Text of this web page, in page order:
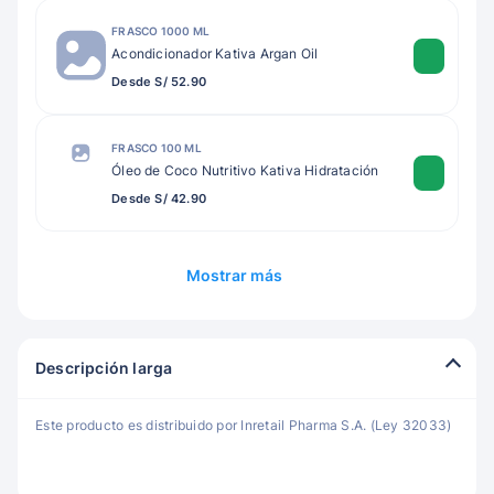
FRASCO 1000 ML
Acondicionador Kativa Argan Oil
Desde S/ 52.90
FRASCO 100 ML
Óleo de Coco Nutritivo Kativa Hidratación
Desde S/ 42.90
Mostrar más
Descripción larga
Este producto es distribuido por Inretail Pharma S.A. (Ley 32033)